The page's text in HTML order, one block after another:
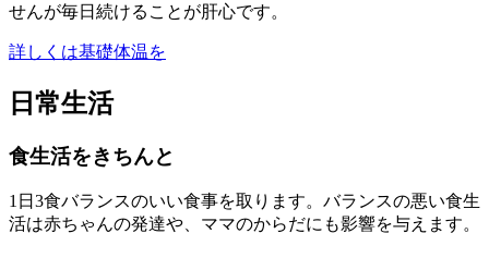
せんが毎日続けることが肝心です。
詳しくは基礎体温を
日常生活
食生活をきちんと
1日3食バランスのいい食事を取ります。バランスの悪い食生
活は赤ちゃんの発達や、ママのからだにも影響を与えます。